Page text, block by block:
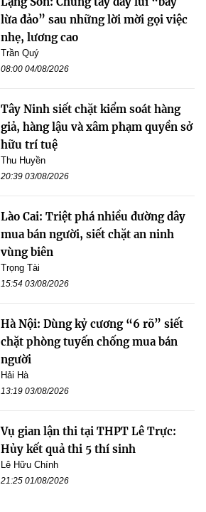
lừa đảo” sau những lời mời gọi việc
nhẹ, lương cao
Trần Quý
08:00 04/08/2026
Tây Ninh siết chặt kiểm soát hàng
giả, hàng lậu và xâm phạm quyền sở
hữu trí tuệ
Thu Huyền
20:39 03/08/2026
Lào Cai: Triệt phá nhiều đường dây
mua bán người, siết chặt an ninh
vùng biên
Trọng Tài
15:54 03/08/2026
Hà Nội: Dùng kỷ cương “6 rõ” siết
chặt phòng tuyến chống mua bán
người
Hải Hà
13:19 03/08/2026
Vụ gian lận thi tại THPT Lê Trực:
Hủy kết quả thi 5 thí sinh
Lê Hữu Chính
21:25 01/08/2026